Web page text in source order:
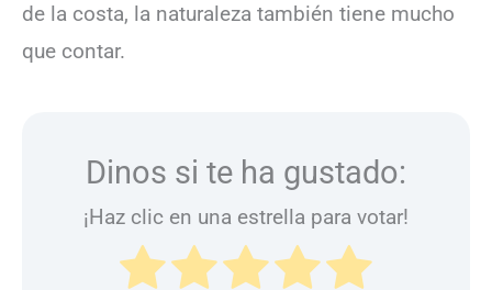
de la costa, la naturaleza también tiene mucho
que contar.
Dinos si te ha gustado:
¡Haz clic en una estrella para votar!